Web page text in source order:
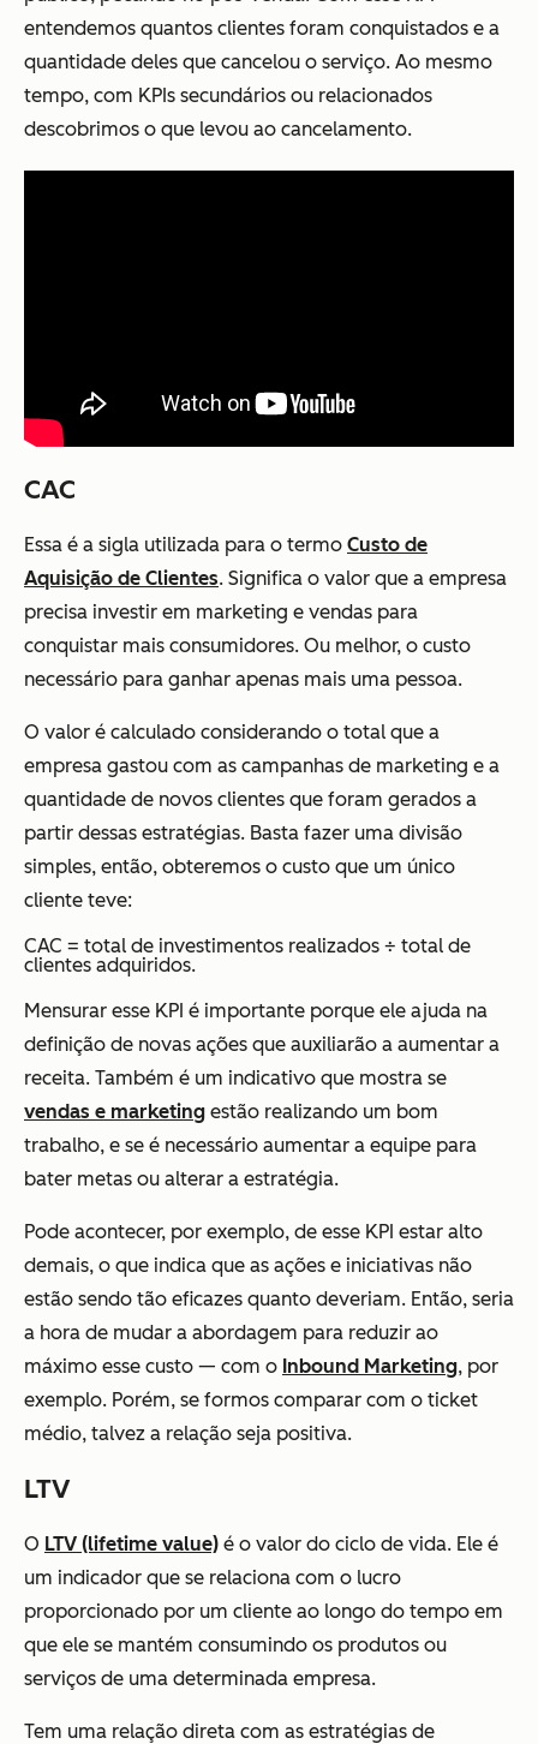
entendemos quantos clientes foram conquistados e a
quantidade deles que cancelou o serviço. Ao mesmo
tempo, com KPIs secundários ou relacionados
descobrimos o que levou ao cancelamento.
CAC
Essa é a sigla utilizada para o termo Custo de
Aquisição de Clientes. Significa o valor que a empresa
precisa investir em marketing e vendas para
conquistar mais consumidores. Ou melhor, o custo
necessário para ganhar apenas mais uma pessoa.
O valor é calculado considerando o total que a
empresa gastou com as campanhas de marketing e a
quantidade de novos clientes que foram gerados a
partir dessas estratégias. Basta fazer uma divisão
simples, então, obteremos o custo que um único
cliente teve:
CAC = total de investimentos realizados ÷ total de
clientes adquiridos.
Mensurar esse KPI é importante porque ele ajuda na
definição de novas ações que auxiliarão a aumentar a
receita. Também é um indicativo que mostra se
vendas e marketing estão realizando um bom
trabalho, e se é necessário aumentar a equipe para
bater metas ou alterar a estratégia.
Pode acontecer, por exemplo, de esse KPI estar alto
demais, o que indica que as ações e iniciativas não
estão sendo tão eficazes quanto deveriam. Então, seria
a hora de mudar a abordagem para reduzir ao
máximo esse custo — com o Inbound Marketing, por
exemplo. Porém, se formos comparar com o ticket
médio, talvez a relação seja positiva.
LTV
O LTV (lifetime value) é o valor do ciclo de vida. Ele é
um indicador que se relaciona com o lucro
proporcionado por um cliente ao longo do tempo em
que ele se mantém consumindo os produtos ou
serviços de uma determinada empresa.
Tem uma relação direta com as estratégias de